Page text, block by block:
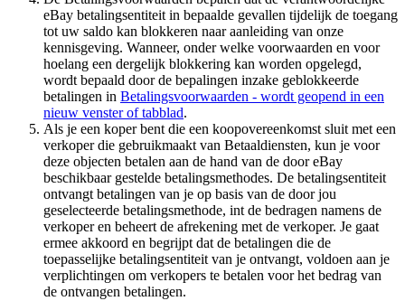
eBay betalingsentiteit in bepaalde gevallen tijdelijk de toegang
tot uw saldo kan blokkeren naar aanleiding van onze
kennisgeving. Wanneer, onder welke voorwaarden en voor
hoelang een dergelijk blokkering kan worden opgelegd,
wordt bepaald door de bepalingen inzake geblokkeerde
betalingen in Betalingsvoorwaarden - wordt geopend in een
nieuw venster of tabblad.
Als je een koper bent die een koopovereenkomst sluit met een
verkoper die gebruikmaakt van Betaaldiensten, kun je voor
deze objecten betalen aan de hand van de door eBay
beschikbaar gestelde betalingsmethodes. De betalingsentiteit
ontvangt betalingen van je op basis van de door jou
geselecteerde betalingsmethode, int de bedragen namens de
verkoper en beheert de afrekening met de verkoper. Je gaat
ermee akkoord en begrijpt dat de betalingen die de
toepasselijke betalingsentiteit van je ontvangt, voldoen aan je
verplichtingen om verkopers te betalen voor het bedrag van
de ontvangen betalingen.